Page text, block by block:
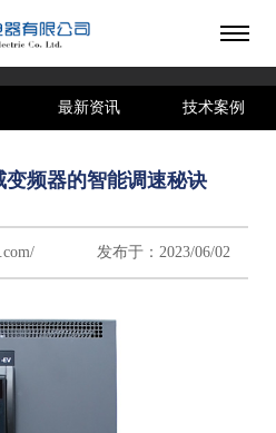
最新资讯 技术案例
频器的智能调速秘诀
发布于：2023/06/02